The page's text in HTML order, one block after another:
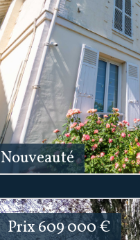
Nouveauté
Prix609 000€